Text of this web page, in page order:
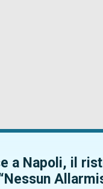
a Napoli, il